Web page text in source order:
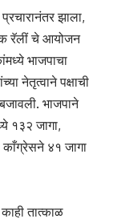
झाला,
रॅलीं चे आयोजन
भाजपाचा
नेतृत्वाने पक्षाची
बजावली. भाजपाने
१३२ जागा,
काँग्रेसने ४१ जागा
तात्काळ